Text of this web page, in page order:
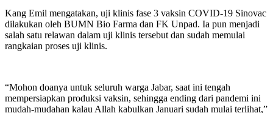
Kang Emil mengatakan, uji klinis fase 3 vaksin COVID-19 Sinovac
dilakukan oleh BUMN Bio Farma dan FK Unpad. Ia pun menjadi
salah satu relawan dalam uji klinis tersebut dan sudah memulai
rangkaian proses uji klinis.
“Mohon doanya untuk seluruh warga Jabar, saat ini tengah
mempersiapkan produksi vaksin, sehingga ending dari pandemi ini
mudah-mudahan kalau Allah kabulkan Januari sudah mulai terlihat,”